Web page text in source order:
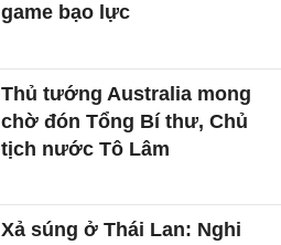
game bạo lực
Thủ tướng Australia mong
chờ đón Tổng Bí thư, Chủ
tịch nước Tô Lâm
Xả súng ở Thái Lan: Nghi